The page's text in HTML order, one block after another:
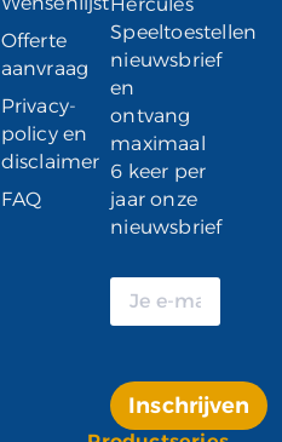
Offerte
aanvraag
Privacy-
policy en
disclaimer
FAQ
Speeltoestellen
nieuwsbrief
en
ontvang
maximaal
6 keer per
jaar onze
nieuwsbrief
Inschrijven